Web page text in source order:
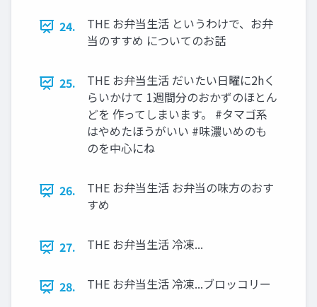
24.
THE お弁当生活 というわけで、お弁
当のすすめ についてのお話
25.
THE お弁当生活 だいたい日曜に2hく
らいかけて 1週間分のおかずのほとん
どを 作ってしまいます。 #タマゴ系
はやめたほうがいい #味濃いめのも
のを中心にね
26.
THE お弁当生活 お弁当の味方のおす
すめ
27. THE お弁当生活 冷凍...
28. THE お弁当生活 冷凍...ブロッコリー